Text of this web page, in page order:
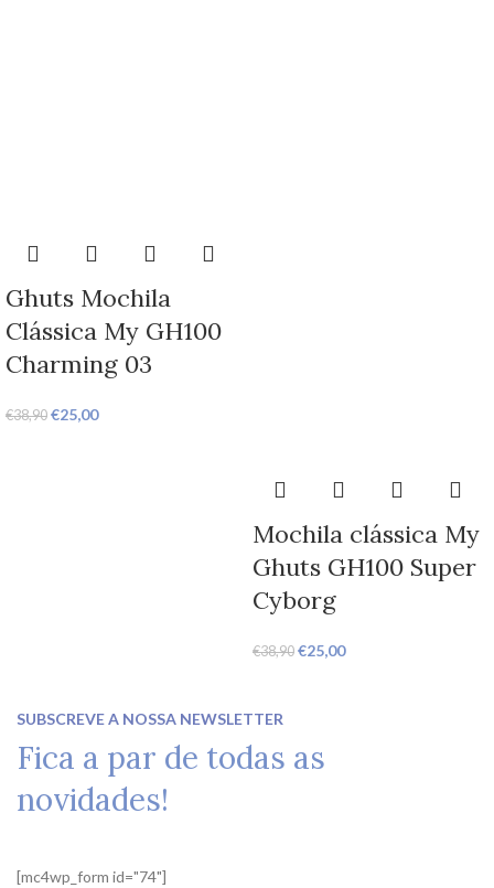
Ghuts Mochila
Clássica My GH100
Charming 03
€38,90 €25,00
Mochila clássica My
Ghuts GH100 Super
Cyborg
€38,90 €25,00
SUBSCREVE A NOSSA NEWSLETTER
Fica a par de todas as
novidades!
[mc4wp_form id="74"]